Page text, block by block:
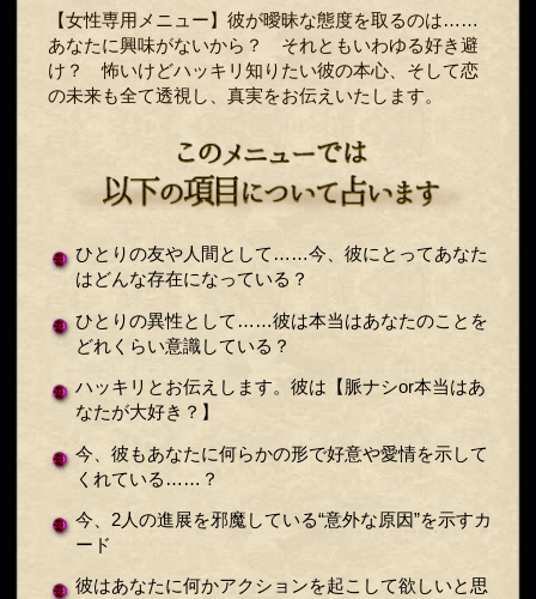
【女性専用メニュー】彼が曖昧な態度を取るのは……
あなたに興味がないから？ それともいわゆる好き避
け？ 怖いけどハッキリ知りたい彼の本心、そして恋
の未来も全て透視し、真実をお伝えいたします。
ひとりの友や人間として……今、彼にとってあなた
はどんな存在になっている？
ひとりの異性として……彼は本当はあなたのことを
どれくらい意識している？
ハッキリとお伝えします。彼は【脈ナシor本当はあ
なたが大好き？】
今、彼もあなたに何らかの形で好意や愛情を示して
くれている……？
今、2人の進展を邪魔している“意外な原因”を示すカ
ード
彼はあなたに何かアクションを起こして欲しいと思